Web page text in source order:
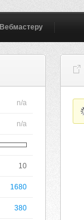
Вебмастеру
n/a
n/a
10
1680
380